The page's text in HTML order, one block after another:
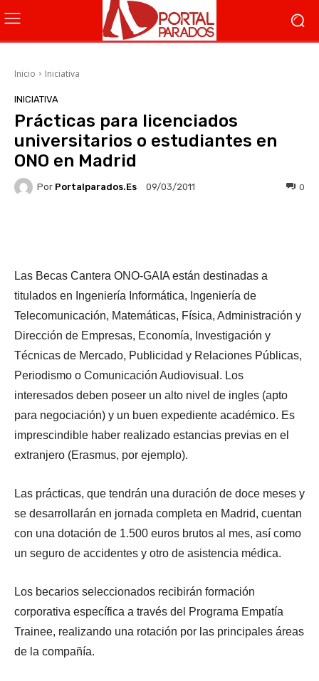
Inicio Iniciativa
INICIATIVA
Prácticas para licenciados
universitarios o estudiantes en
ONO en Madrid
Por Portalparados.es 09/03/2011 0
Las Becas Cantera ONO-GAIA están destinadas a
titulados en Ingeniería Informática, Ingeniería de
Telecomunicación, Matemáticas, Física, Administración y
Dirección de Empresas, Economía, Investigación y
Técnicas de Mercado, Publicidad y Relaciones Públicas,
Periodismo o Comunicación Audiovisual. Los
interesados deben poseer un alto nivel de ingles (apto
para negociación) y un buen expediente académico. Es
imprescindible haber realizado estancias previas en el
extranjero (Erasmus, por ejemplo).
Las prácticas, que tendrán una duración de doce meses y
se desarrollarán en jornada completa en Madrid, cuentan
con una dotación de 1.500 euros brutos al mes, así como
un seguro de accidentes y otro de asistencia médica.
Los becarios seleccionados recibirán formación
corporativa específica a través del Programa Empatía
Trainee, realizando una rotación por las principales áreas
de la compañía.